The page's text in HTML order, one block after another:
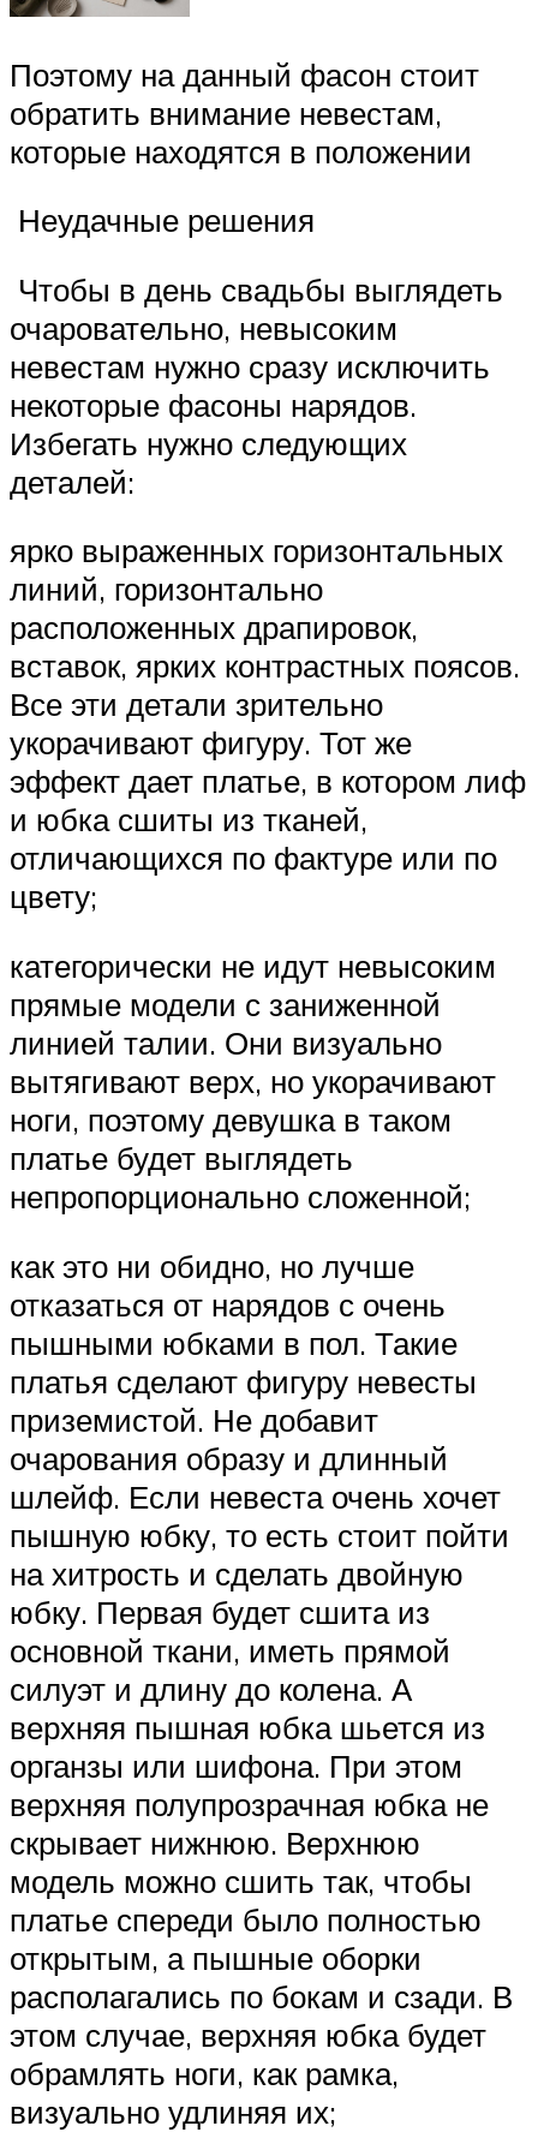
Поэтому на данный фасон стоит
обратить внимание невестам,
которые находятся в положении
Неудачные решения
Чтобы в день свадьбы выглядеть
очаровательно, невысоким
невестам нужно сразу исключить
некоторые фасоны нарядов.
Избегать нужно следующих
деталей:
ярко выраженных горизонтальных
линий, горизонтально
расположенных драпировок,
вставок, ярких контрастных поясов.
Все эти детали зрительно
укорачивают фигуру. Тот же
эффект дает платье, в котором лиф
и юбка сшиты из тканей,
отличающихся по фактуре или по
цвету;
категорически не идут невысоким
прямые модели с заниженной
линией талии. Они визуально
вытягивают верх, но укорачивают
ноги, поэтому девушка в таком
платье будет выглядеть
непропорционально сложенной;
как это ни обидно, но лучше
отказаться от нарядов с очень
пышными юбками в пол. Такие
платья сделают фигуру невесты
приземистой. Не добавит
очарования образу и длинный
шлейф. Если невеста очень хочет
пышную юбку, то есть стоит пойти
на хитрость и сделать двойную
юбку. Первая будет сшита из
основной ткани, иметь прямой
силуэт и длину до колена. А
верхняя пышная юбка шьется из
органзы или шифона. При этом
верхняя полупрозрачная юбка не
скрывает нижнюю. Верхнюю
модель можно сшить так, чтобы
платье спереди было полностью
открытым, а пышные оборки
располагались по бокам и сзади. В
этом случае, верхняя юбка будет
обрамлять ноги, как рамка,
визуально удлиняя их;